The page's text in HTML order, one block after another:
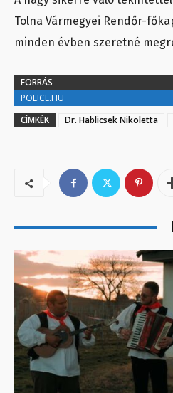
Tolna Vármegyei Rendőr-
minden évben szeretné
FORRÁS
POLICE.HU
CÍMKÉK
Dr. Hablicsek Nikoletta